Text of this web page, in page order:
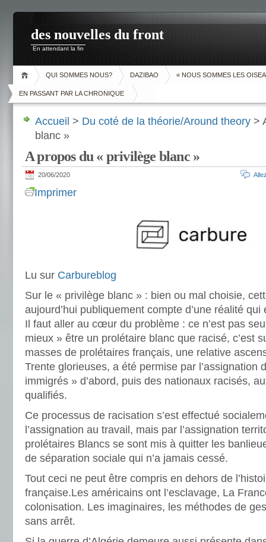
des nouvelles du front
En attendant la fin
QUI SOMMES NOUS? DAZIBAO « NOUS SOMMES LES
EN PASSANT PAR LA CHRONIQUE
Accueil > Du coté de la théorie/Around theory >
blanc »
A propos du « privilège blanc »
20/06/2020
Imprimer
Lu sur Carbureblog
Sur le « privilège blanc » : bien ou mal choisie,
aujourd’hui publiquement compte d’une réalité
Il faut aller au cœur du problème : ce n’est pas
mieux » être un prolétaire blanc que racisé, c’est
masses de prolétaires français, une relative
Trente glorieuses, a été permise par l’assignation
immigrés » d’abord, puis des nationaux racisés,
qualifiés.
Ce processus de racisation s’est effectué
l’assignation au travail, mais par l’assignation
prolétaires Blancs se sont mis à quitter les
de séparation sociale qui n’a jamais cessé.
Tout ceci ne peut être compris en dehors de
française.Les américains ont l’esclavage, La
colonisation. Les imaginaires, les méthodes de
sans arrêt.